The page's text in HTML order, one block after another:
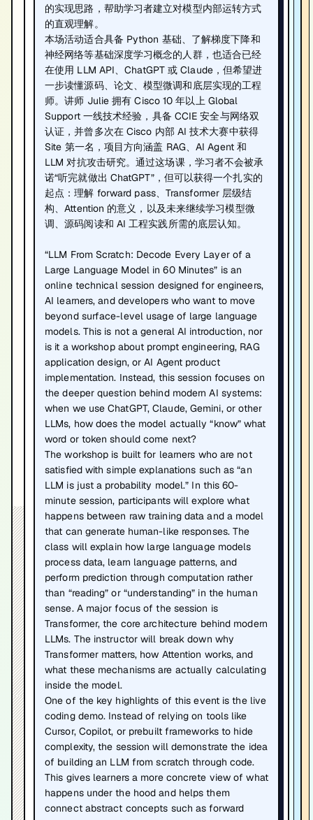
的实现思路，帮助学习者建立对模型内部运转方式
的直观理解。
本场活动适合具备 Python 基础、了解梯度下降和
神经网络等基础深度学习概念的人群，也适合已经
在使用 LLM API、ChatGPT 或 Claude，但希望进
一步读懂源码、论文、模型微调和底层实现的工程
师。讲师 Julie 拥有 Cisco 10 年以上 Global
Support 一线技术经验，具备 CCIE 安全与网络双
认证，并曾多次在 Cisco 内部 AI 技术大赛中获得
Site 第一名，项目方向涵盖 RAG、AI Agent 和
LLM 对抗攻击研究。通过这场课，学习者不会被承
诺“听完就做出 ChatGPT”，但可以获得一个扎实的
起点：理解 forward pass、Transformer 层级结
构、Attention 的意义，以及未来继续学习模型微
调、源码阅读和 AI 工程实践所需的底层认知。
“LLM From Scratch: Decode Every Layer of a
Large Language Model in 60 Minutes” is an
online technical session designed for engineers,
AI learners, and developers who want to move
beyond surface-level usage of large language
models. This is not a general AI introduction, nor
is it a workshop about prompt engineering, RAG
application design, or AI Agent product
implementation. Instead, this session focuses on
the deeper question behind modern AI systems:
when we use ChatGPT, Claude, Gemini, or other
LLMs, how does the model actually “know” what
word or token should come next?
The workshop is built for learners who are not
satisfied with simple explanations such as “an
LLM is just a probability model.” In this 60-
minute session, participants will explore what
happens between raw training data and a model
that can generate human-like responses. The
class will explain how large language models
process data, learn language patterns, and
perform prediction through computation rather
than “reading” or “understanding” in the human
sense. A major focus of the session is
Transformer, the core architecture behind modern
LLMs. The instructor will break down why
Transformer matters, how Attention works, and
what these mechanisms are actually calculating
inside the model.
One of the key highlights of this event is the live
coding demo. Instead of relying on tools like
Cursor, Copilot, or prebuilt frameworks to hide
complexity, the session will demonstrate the idea
of building an LLM from scratch through code.
This gives learners a more concrete view of what
happens under the hood and helps them
connect abstract concepts such as forward